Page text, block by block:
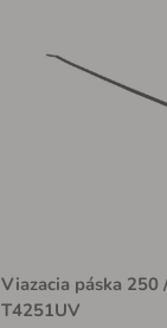
Viazacia páska
T4251UV